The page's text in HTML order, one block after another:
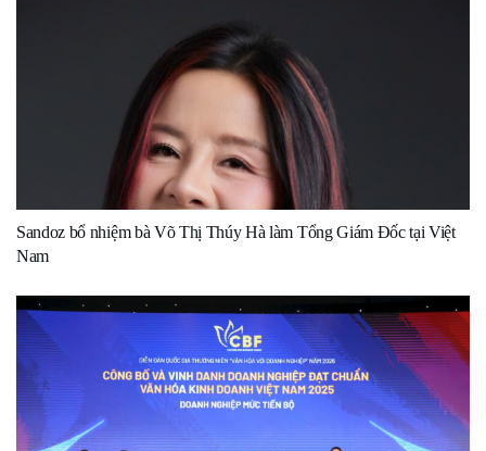
Sandoz bổ nhiệm bà Võ Thị Thúy Hà làm Tổng Giám Đốc tại Việt
Nam